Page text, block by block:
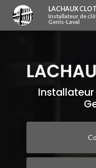
contenu
principal
LACHAUX
Installateur de clôture à Saint-
Genis-Laval